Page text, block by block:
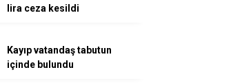
lira ceza kesildi
Kayıp vatandaş tabutun
içinde bulundu